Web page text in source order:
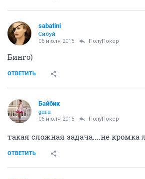
sabatini
Сибуй
06 июля 2015 ПолуПокер
Бинго)
ОТВЕТИТЬ
Байбик
guru
06 июля 2015 ПолуПокер
такая сложная задача....не кромка
ОТВЕТИТЬ